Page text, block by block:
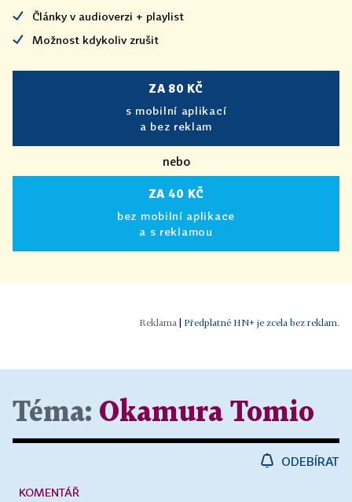
Články v audioverzi + playlist
Možnost kdykoliv zrušit
ZA 80 KČ
s mobilní aplikací
a bez reklam
nebo
ZA 40 KČ
bez mobilní aplikace
a s reklamou
| Předplatné HN+ je zcela bez reklam.
Téma: Okamura Tomio
ODEBÍRAT
KOMENTÁŘ